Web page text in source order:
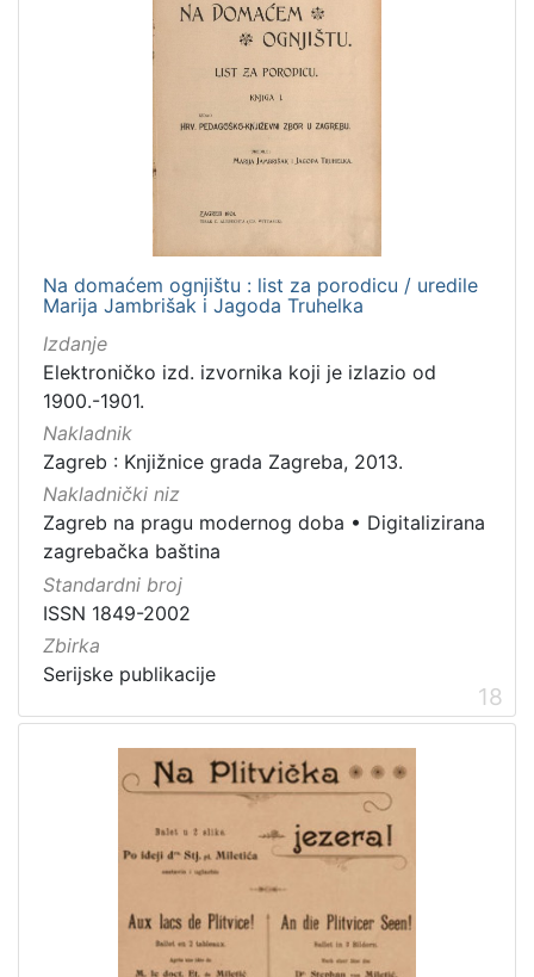
Na domaćem ognjištu : list za porodicu / uredile
Marija Jambrišak i Jagoda Truhelka
Izdanje
Elektroničko izd. izvornika koji je izlazio od
1900.-1901.
Nakladnik
Zagreb : Knjižnice grada Zagreba, 2013.
Nakladnički niz
Zagreb na pragu modernog doba • Digitalizirana
zagrebačka baština
Standardni broj
ISSN 1849-2002
Zbirka
Serijske publikacije
18